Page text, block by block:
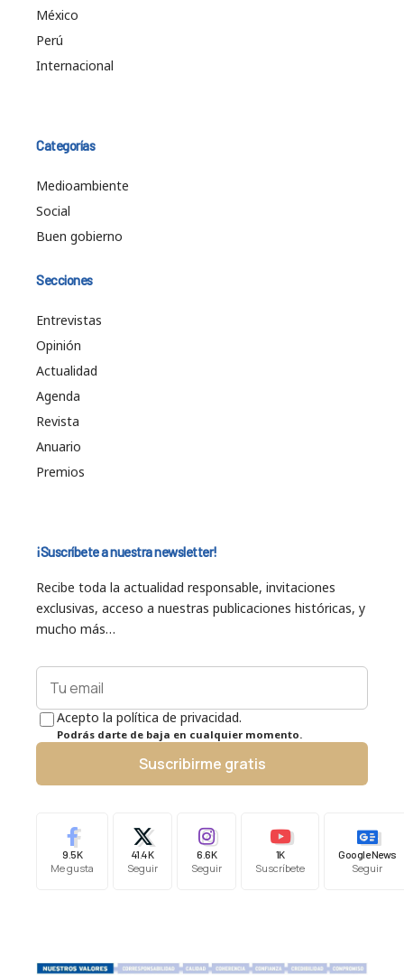
México
Perú
Internacional
Categorías
Medioambiente
Social
Buen gobierno
Secciones
Entrevistas
Opinión
Actualidad
Agenda
Revista
Anuario
Premios
¡Suscríbete a nuestra newsletter!
Recibe toda la actualidad responsable, invitaciones
exclusivas, acceso a nuestras publicaciones históricas, y
mucho más…
Acepto la política de privacidad.
Podrás darte de baja en cualquier momento.
Suscribirme gratis
9.5K
Me gusta
41.4K
Seguir
6.6K
Seguir
1K
Suscríbete
Google News
Seguir